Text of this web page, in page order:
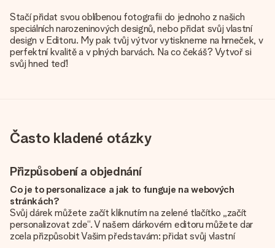
Stačí přidat svou oblíbenou fotografii do jednoho z našich
speciálních narozeninových designů, nebo přidat svůj vlastní
design v Editoru. My pak tvůj výtvor vytiskneme na hrneček, v
perfektní kvalitě a v plných barvách. Na co čekáš? Vytvoř si
svůj hned teď!
Často kladené otázky
Přizpůsobení a objednání
Co je to personalizace a jak to funguje na webových
stránkách?
Svůj dárek můžete začít kliknutím na zelené tlačítko „začít
personalizovat zde“. V našem dárkovém editoru můžete dar
zcela přizpůsobit Vašim představám: přidat svůj vlastní